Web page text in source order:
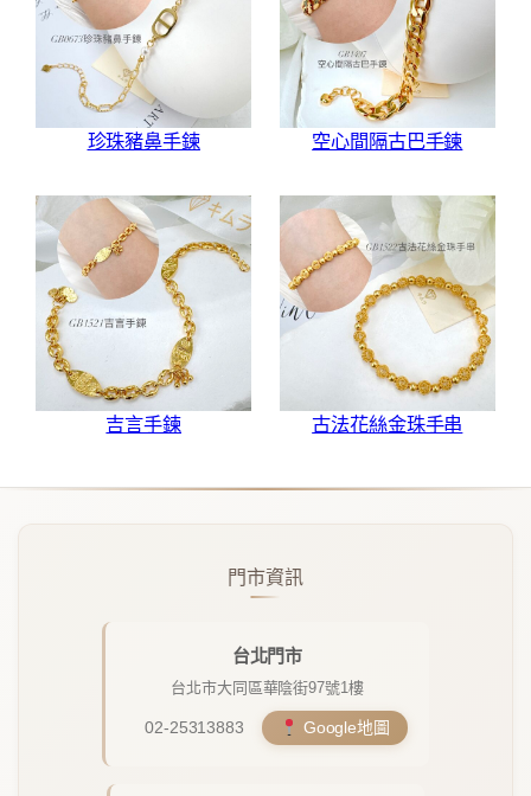
珍珠豬鼻手鍊 空心間隔古巴手鍊
吉言手鍊 古法花絲金珠手串
門市資訊
台北門市
台北市大同區華陰街97號1樓
02-25313883 Google地圖